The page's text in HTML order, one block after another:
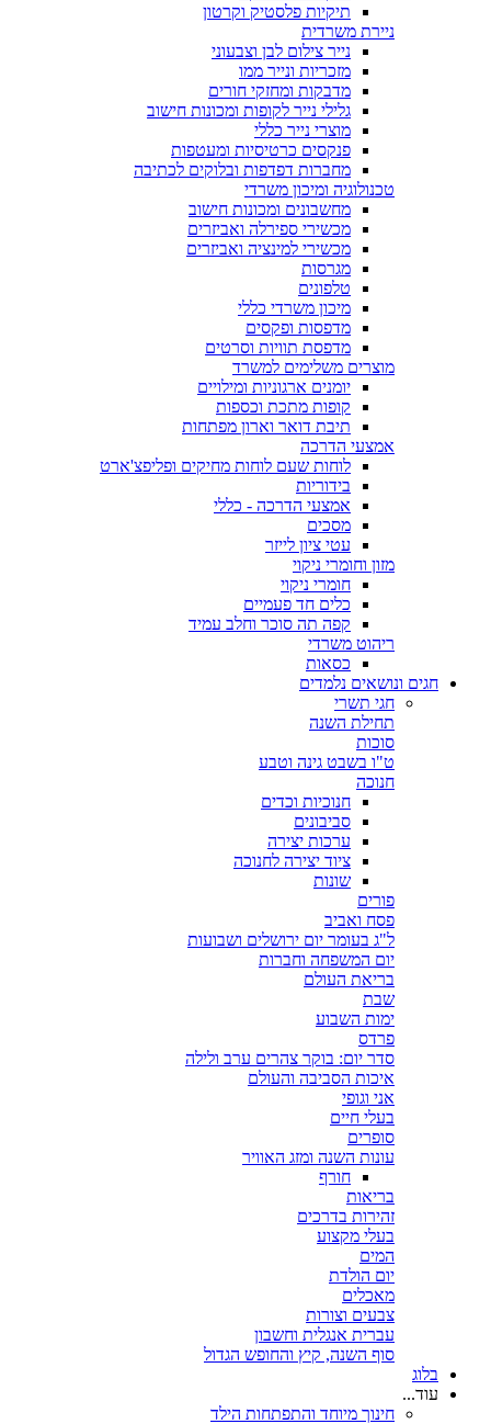
תיקיות פלסטיק וקרטון
ניירת משרדית
נייר צילום לבן וצבעוני
מזכריות ונייר ממו
מדבקות ומחזקי חורים
גלילי נייר לקופות ומכונות חישוב
מוצרי נייר כללי
פנקסים כרטיסיות ומעטפות
מחברות דפדפות ובלוקים לכתיבה
טכנולוגיה ומיכון משרדי
מחשבונים ומכונות חישוב
מכשירי ספירלה ואביזרים
מכשירי למינציה ואביזרים
מגרסות
טלפונים
מיכון משרדי כללי
מדפסות ופקסים
מדפסת תוויות וסרטים
מוצרים משלימים למשרד
יומנים ארגוניות ומילויים
קופות מתכת וכספות
תיבת דואר וארון מפתחות
אמצעי הדרכה
לוחות שעם לוחות מחיקים ופליפצ'ארט
בידוריות
אמצעי הדרכה - כללי
מסכים
עטי ציון לייזר
מזון וחומרי ניקוי
חומרי ניקוי
כלים חד פעמיים
קפה תה סוכר וחלב עמיד
ריהוט משרדי
כסאות
חגים ונושאים נלמדים
חגי תשרי
תחילת השנה
סוכות
ט"ו בשבט גינה וטבע
חנוכה
חנוכיות וכדים
סביבונים
ערכות יצירה
ציוד יצירה לחנוכה
שונות
פורים
פסח ואביב
ל"ג בעומר יום ירושלים ושבועות
יום המשפחה וחברות
בריאת העולם
שבת
ימות השבוע
פרדס
סדר יום: בוקר צהרים ערב ולילה
איכות הסביבה והעולם
אני וגופי
בעלי חיים
סופרים
עונות השנה ומזג האוויר
חורף
בריאות
זהירות בדרכים
בעלי מקצוע
המים
יום הולדת
מאכלים
צבעים וצורות
עברית אנגלית וחשבון
סוף השנה, קיץ והחופש הגדול
בלוג
עוד...
חינוך מיוחד והתפתחות הילד